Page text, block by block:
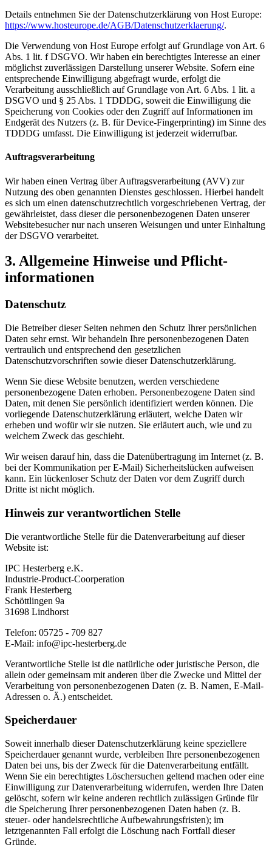
Details entnehmen Sie der Datenschutzerklärung von Host Europe:
https://www.hosteurope.de/AGB/Datenschutzerklaerung/.
Die Verwendung von Host Europe erfolgt auf Grundlage von Art. 6
Abs. 1 lit. f DSGVO. Wir haben ein berechtigtes Interesse an einer
möglichst zuverlässigen Darstellung unserer Website. Sofern eine
entsprechende Einwilligung abgefragt wurde, erfolgt die
Verarbeitung ausschließlich auf Grundlage von Art. 6 Abs. 1 lit. a
DSGVO und § 25 Abs. 1 TDDDG, soweit die Einwilligung die
Speicherung von Cookies oder den Zugriff auf Informationen im
Endgerät des Nutzers (z. B. für Device-Fingerprinting) im Sinne des
TDDDG umfasst. Die Einwilligung ist jederzeit widerrufbar.
Auftragsverarbeitung
Wir haben einen Vertrag über Auftragsverarbeitung (AVV) zur
Nutzung des oben genannten Dienstes geschlossen. Hierbei handelt
es sich um einen datenschutzrechtlich vorgeschriebenen Vertrag, der
gewährleistet, dass dieser die personenbezogenen Daten unserer
Websitebesucher nur nach unseren Weisungen und unter Einhaltung
der DSGVO verarbeitet.
3. Allgemeine Hinweise und Pflicht­
informationen
Datenschutz
Die Betreiber dieser Seiten nehmen den Schutz Ihrer persönlichen
Daten sehr ernst. Wir behandeln Ihre personenbezogenen Daten
vertraulich und entsprechend den gesetzlichen
Datenschutzvorschriften sowie dieser Datenschutzerklärung.
Wenn Sie diese Website benutzen, werden verschiedene
personenbezogene Daten erhoben. Personenbezogene Daten sind
Daten, mit denen Sie persönlich identifiziert werden können. Die
vorliegende Datenschutzerklärung erläutert, welche Daten wir
erheben und wofür wir sie nutzen. Sie erläutert auch, wie und zu
welchem Zweck das geschieht.
Wir weisen darauf hin, dass die Datenübertragung im Internet (z. B.
bei der Kommunikation per E-Mail) Sicherheitslücken aufweisen
kann. Ein lückenloser Schutz der Daten vor dem Zugriff durch
Dritte ist nicht möglich.
Hinweis zur verantwortlichen Stelle
Die verantwortliche Stelle für die Datenverarbeitung auf dieser
Website ist:
IPC Hesterberg e.K.
Industrie-Product-Coorperation
Frank Hesterberg
Schöttlingen 9a
31698 Lindhorst
Telefon: 05725 - 709 827
E-Mail: info@ipc-hesterberg.de
Verantwortliche Stelle ist die natürliche oder juristische Person, die
allein oder gemeinsam mit anderen über die Zwecke und Mittel der
Verarbeitung von personenbezogenen Daten (z. B. Namen, E-Mail-
Adressen o. Ä.) entscheidet.
Speicherdauer
Soweit innerhalb dieser Datenschutzerklärung keine speziellere
Speicherdauer genannt wurde, verbleiben Ihre personenbezogenen
Daten bei uns, bis der Zweck für die Datenverarbeitung entfällt.
Wenn Sie ein berechtigtes Löschersuchen geltend machen oder eine
Einwilligung zur Datenverarbeitung widerrufen, werden Ihre Daten
gelöscht, sofern wir keine anderen rechtlich zulässigen Gründe für
die Speicherung Ihrer personenbezogenen Daten haben (z. B.
steuer- oder handelsrechtliche Aufbewahrungsfristen); im
letztgenannten Fall erfolgt die Löschung nach Fortfall dieser
Gründe.